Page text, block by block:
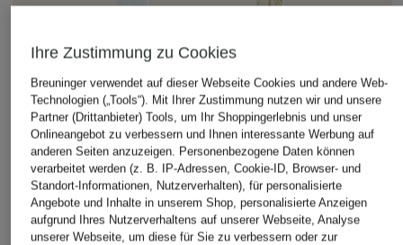
OH APRIL
Hose LENI
99,99 €
TED BAKER
Satinhose SUSSKI
199 €
monari
Marlenehose aus
Satin
129,99 €
Ihre Zustimmung zu Cookies
Breuninger verwendet auf dieser Webseite Cookies und andere Web-
Technologien („Tools“). Mit Ihrer Zustimmung nutzen wir und unsere
Partner (Drittanbieter) Tools, um Ihr Shoppingerlebnis und unser
Onlineangebot zu verbessern und Ihnen interessante Werbung auf
anderen Seiten anzuzeigen. Personenbezogene Daten können
verarbeitet werden (z. B. IP-Adressen, Cookie-ID, Browser- und
Standort-Informationen, Nutzerverhalten), für personalisierte
Angebote und Inhalte in unserem Shop, personalisierte Anzeigen
aufgrund Ihres Nutzerverhaltens auf unserer Webseite, Analyse
unserer Webseite, um diese für Sie zu verbessern oder zur